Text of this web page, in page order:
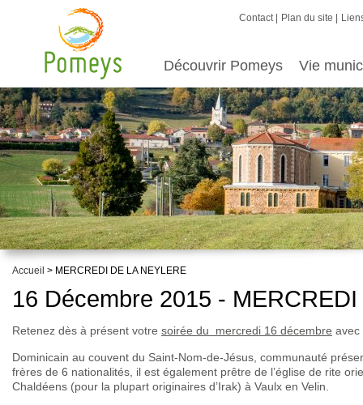
Contact Plan du site
Découvrir Pomeys Vie
Accueil > MERCREDI DE LA NEYLERE
16 Décembre 2015 -
Retenez dès à présent votre soirée du mercredi 16 décembre
Dominicain au couvent du Saint-Nom-de-Jésus, communauté
frères de 6 nationalités, il est également prêtre de l’église de rite
Chaldéens (pour la plupart originaires d’Irak) à Vaulx en Velin.